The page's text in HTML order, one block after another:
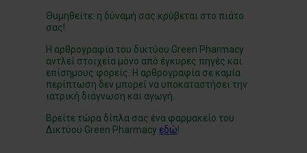
Θυμηθείτε: η δύναμή σας κρύβεται στο πιάτο
σας!
Η αρθρογραφία του δικτύου Green Pharmacy
αντλεί στοιχεία μόνο από έγκυρες πηγές και
επίσημους φορείς. Η αρθρογραφία σε καμία
περίπτωση δεν μπορεί να υποκαταστήσει την
ιατρική διάγνωση και αγωγή.
Βρείτε τώρα δίπλα σας ένα φαρμακείο του
Δικτύου Green Pharmacy εδώ!